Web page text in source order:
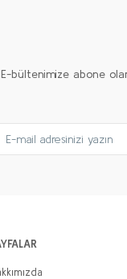
E-bültenimize abone